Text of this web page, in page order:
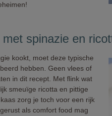
met spinazie en
kookt, moet deze typische
hebben. Geen vlees of
in dit recept. Met flink wat
smeuïge ricotta en pittige
zorg je toch voor een rijk
als comfort food mag